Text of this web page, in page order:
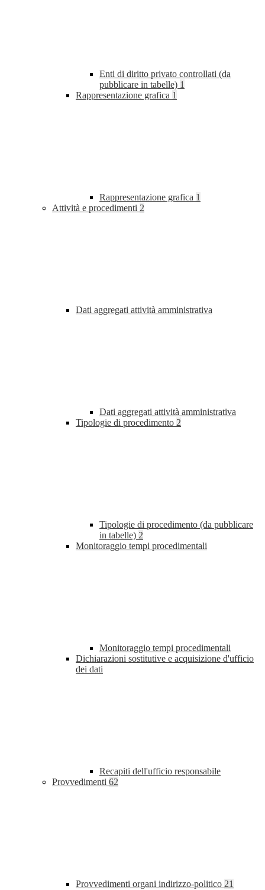
Enti di diritto privato controllati (da
pubblicare in tabelle) 1
Rappresentazione grafica 1
Rappresentazione grafica 1
Attività e procedimenti 2
Dati aggregati attività amministrativa
Dati aggregati attività amministrativa
Tipologie di procedimento 2
Tipologie di procedimento (da pubblicare
in tabelle) 2
Monitoraggio tempi procedimentali
Monitoraggio tempi procedimentali
Dichiarazioni sostitutive e acquisizione d'ufficio
dei dati
Recapiti dell'ufficio responsabile
Provvedimenti 62
Provvedimenti organi indirizzo-politico 21